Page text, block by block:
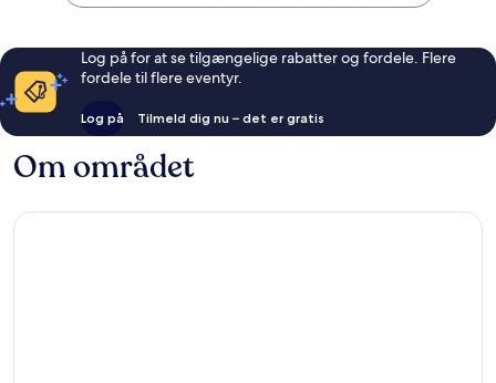
Log på for at se tilgængelige rabatter og fordele. Flere
fordele til flere eventyr.
Log på Tilmeld dig nu – det er gratis
Om området